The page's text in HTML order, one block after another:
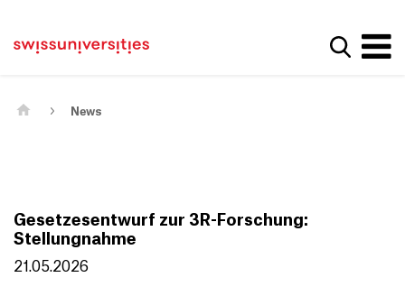
Main Navigation
Content
Meta Navigation
Show
News
Gesetzesentwurf zur 3R-Forschung:
Stellungnahme
21.05.2026